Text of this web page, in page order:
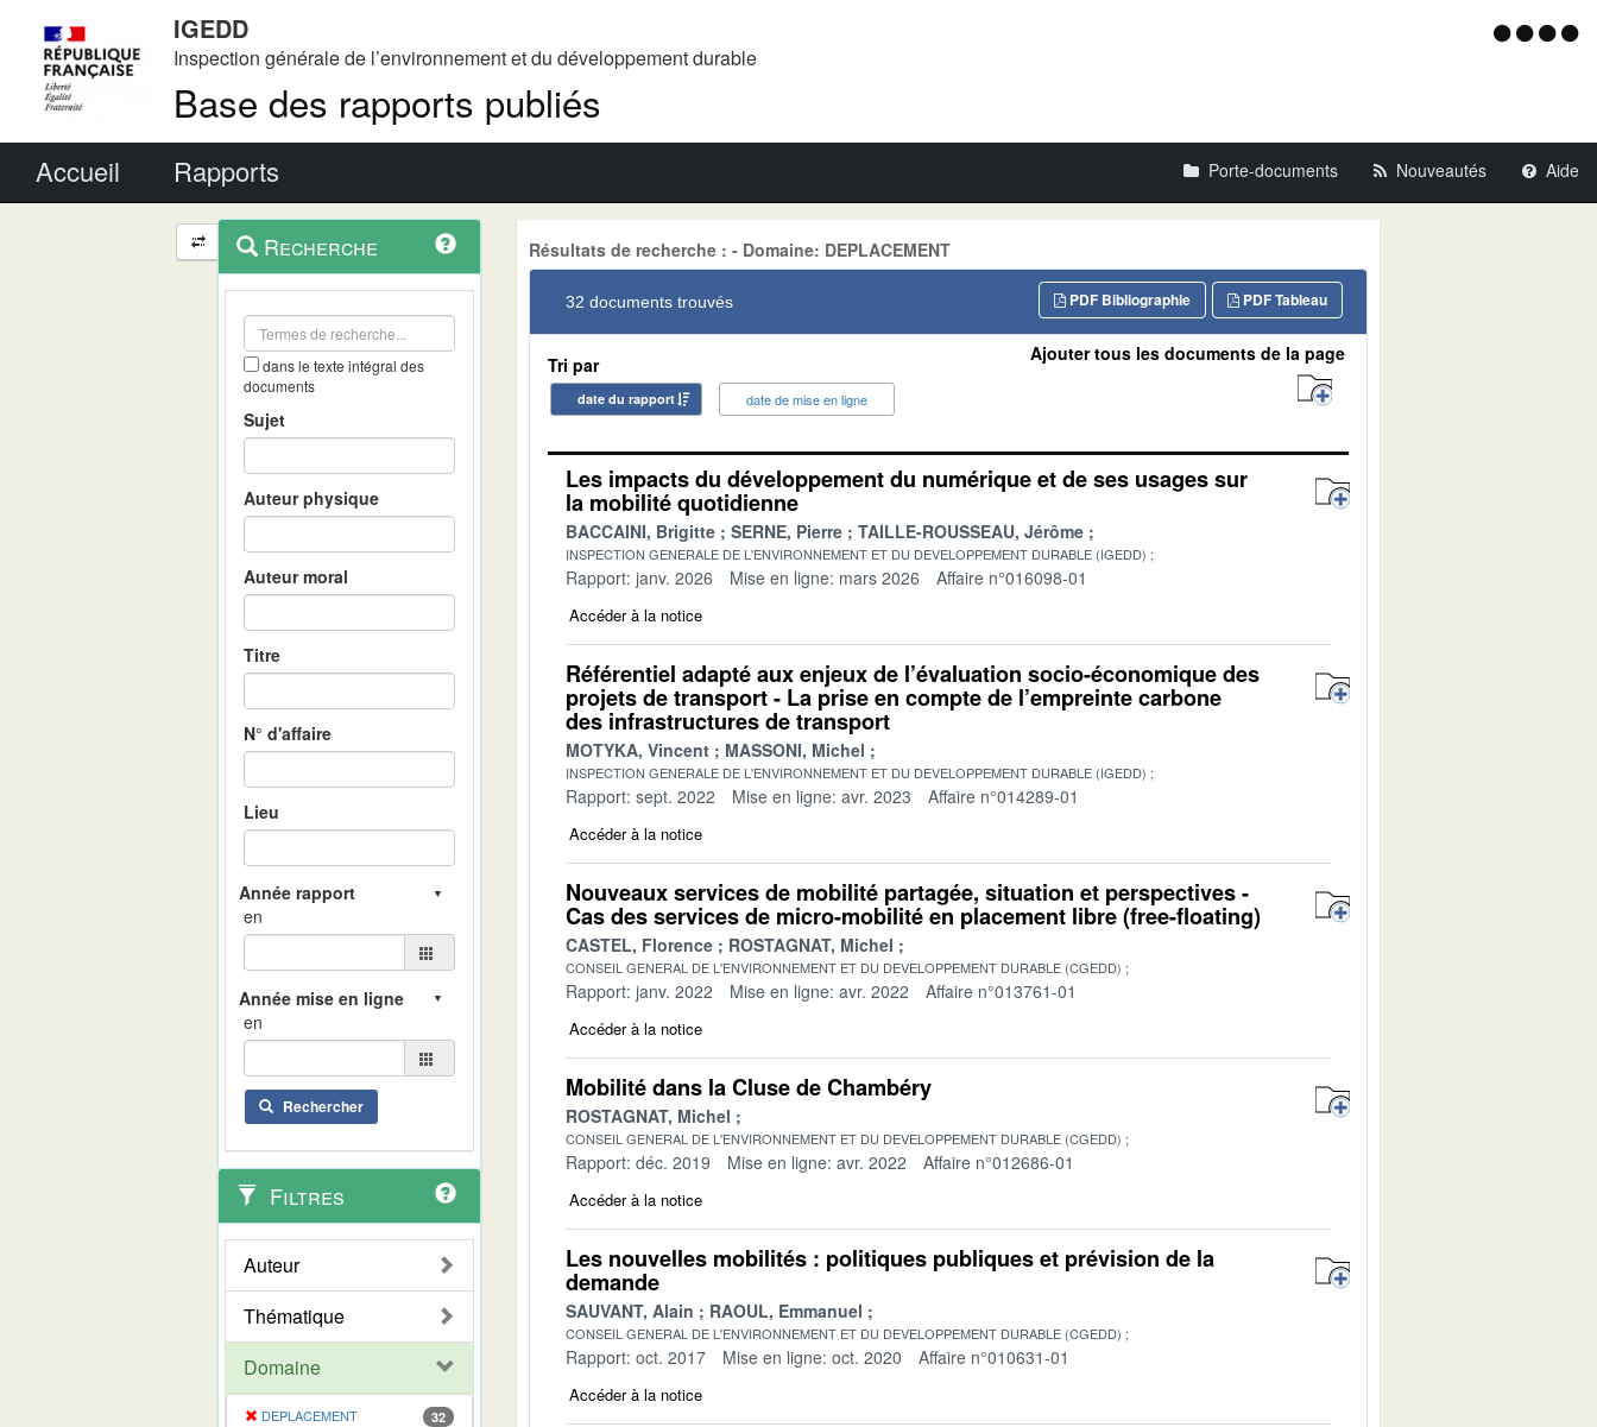
IGEDD
Inspection générale de l’environnement et du développement durable
Base des rapports publiés
Menu
Accueil Rapports Porte-documents Nouveautés Aide
Navigation
et
outils
contextuel
Recherche
dans le texte intégral des
documents
Sujet
Auteur physique
Auteur moral
Titre
N° d'affaire
Lieu
en
en
Rechercher
Filtres
Auteur
Thématique
Domaine
DEPLACEMENT 32
Résultats de recherche : - Domaine: DEPLACEMENT
32 documents trouvés PDF Tableau
PDF Bibliographie
Tri par
date du rapport date de mise en ligne
Ajouter tous les documents de la page
Les impacts du développement du numérique et de ses usages sur
la mobilité quotidienne
BACCAINI, Brigitte SERNE, Pierre TAILLE-ROUSSEAU, Jérôme
INSPECTION GENERALE DE L'ENVIRONNEMENT ET DU DEVELOPPEMENT DURABLE (IGEDD)
Rapport: janv. 2026 Mise en ligne: mars 2026 Affaire n°016098-01
Accéder à la notice
Référentiel adapté aux enjeux de l’évaluation socio-économique des
projets de transport - La prise en compte de l’empreinte carbone
des infrastructures de transport
MOTYKA, Vincent MASSONI, Michel
INSPECTION GENERALE DE L'ENVIRONNEMENT ET DU DEVELOPPEMENT DURABLE (IGEDD)
Rapport: sept. 2022 Mise en ligne: avr. 2023 Affaire n°014289-01
Accéder à la notice
Nouveaux services de mobilité partagée, situation et perspectives -
Cas des services de micro-mobilité en placement libre (free-floating)
CASTEL, Florence ROSTAGNAT, Michel
CONSEIL GENERAL DE L'ENVIRONNEMENT ET DU DEVELOPPEMENT DURABLE (CGEDD)
Rapport: janv. 2022 Mise en ligne: avr. 2022 Affaire n°013761-01
Accéder à la notice
Mobilité dans la Cluse de Chambéry
ROSTAGNAT, Michel
CONSEIL GENERAL DE L'ENVIRONNEMENT ET DU DEVELOPPEMENT DURABLE (CGEDD)
Rapport: déc. 2019 Mise en ligne: avr. 2022 Affaire n°012686-01
Accéder à la notice
Les nouvelles mobilités : politiques publiques et prévision de la
demande
SAUVANT, Alain RAOUL, Emmanuel
CONSEIL GENERAL DE L'ENVIRONNEMENT ET DU DEVELOPPEMENT DURABLE (CGEDD)
Rapport: oct. 2017 Mise en ligne: oct. 2020 Affaire n°010631-01
Accéder à la notice